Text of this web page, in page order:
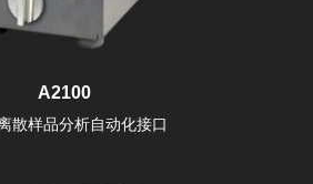
A2100
散样品分析自动化接口